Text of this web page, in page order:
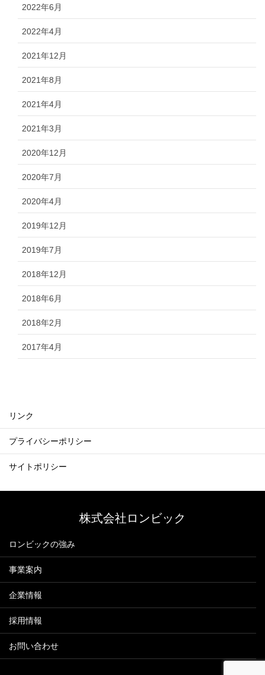
2022年6月
2022年4月
2021年12月
2021年8月
2021年4月
2021年3月
2020年12月
2020年7月
2020年4月
2019年12月
2019年7月
2018年12月
2018年6月
2018年2月
2017年4月
リンク
プライバシーポリシー
サイトポリシー
株式会社ロンビック
ロンビックの強み
事業案内
企業情報
採用情報
お問い合わせ